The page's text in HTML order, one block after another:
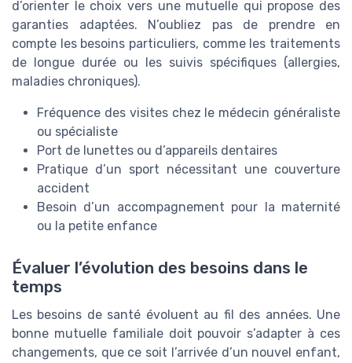
d’orienter le choix vers une mutuelle qui propose des
garanties adaptées. N’oubliez pas de prendre en
compte les besoins particuliers, comme les traitements
de longue durée ou les suivis spécifiques (allergies,
maladies chroniques).
Fréquence des visites chez le médecin généraliste
ou spécialiste
Port de lunettes ou d’appareils dentaires
Pratique d’un sport nécessitant une couverture
accident
Besoin d’un accompagnement pour la maternité
ou la petite enfance
Évaluer l’évolution des besoins dans le
temps
Les besoins de santé évoluent au fil des années. Une
bonne mutuelle familiale doit pouvoir s’adapter à ces
changements, que ce soit l’arrivée d’un nouvel enfant,